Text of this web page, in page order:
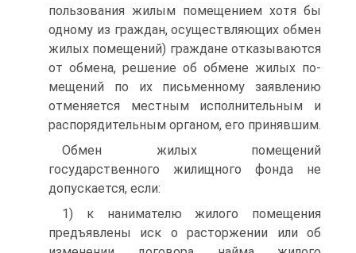
пользования жилым помещением хотя бы
одному из граждан, осуществляющих обмен
жилых помещений) граждане отказываются
от обмена, решение об обмене жилых по­
мещений по их письменному заявлению
отменяется местным ис­полнительным и
распорядительным органом, его принявшим.
Обмен жилых помещений
государственного жилищного фонда не
допускается, если:
1) к нанимателю жилого помещения
предъявлены иск о растор­жении или об